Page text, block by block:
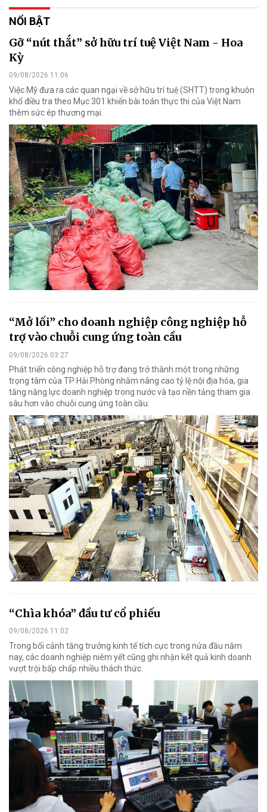
NỔI BẬT
Gỡ “nút thắt” sở hữu trí tuệ Việt Nam - Hoa
Kỳ
09/08/2026 11:06
Việc Mỹ đưa ra các quan ngại về sở hữu trí tuệ (SHTT) trong khuôn
khổ điều tra theo Mục 301 khiến bài toán thực thi của Việt Nam
thêm sức ép thương mại.
“Mở lối” cho doanh nghiệp công nghiệp hỗ
trợ vào chuỗi cung ứng toàn cầu
09/08/2026 03:27
Phát triển công nghiệp hỗ trợ đang trở thành một trong những
trọng tâm của TP Hải Phòng nhằm nâng cao tỷ lệ nội địa hóa, gia
tăng năng lực doanh nghiệp trong nước và tạo nền tảng tham gia
sâu hơn vào chuỗi cung ứng toàn cầu.
“Chìa khóa” đầu tư cổ phiếu
09/08/2026 11:02
Trong bối cảnh tăng trưởng kinh tế tích cực trong nửa đầu năm
nay, các doanh nghiệp niêm yết cũng ghi nhận kết quả kinh doanh
vượt trội bấp chấp nhiều thách thức.